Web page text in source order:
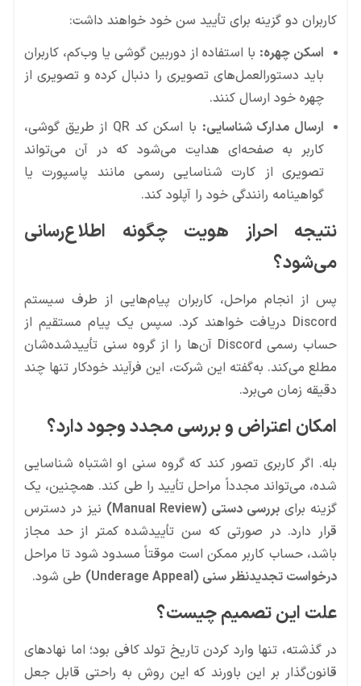
کاربران دو گزینه برای تأیید سن خود خواهند داشت:
اسکن چهره: با استفاده از دوربین گوشی یا وب‌کم، کاربران
باید دستورالعمل‌های تصویری را دنبال کرده و تصویری از
چهره خود ارسال کنند.
ارسال مدارک شناسایی:
با اسکن کد QR از طریق گوشی،
کاربر به صفحه‌ای هدایت می‌شود که در آن می‌تواند
تصویری از کارت شناسایی رسمی مانند پاسپورت یا
گواهینامه رانندگی خود را آپلود کند.
نتیجه احراز هویت چگونه اطلاع‌رسانی
می‌شود؟
پس از انجام مراحل، کاربران پیام‌هایی از طرف سیستم
Discord دریافت خواهند کرد. سپس یک پیام مستقیم از
حساب رسمی Discord آن‌ها را از گروه سنی تأییدشده‌شان
مطلع می‌کند. به‌گفته این شرکت، این فرآیند خودکار تنها چند
دقیقه زمان می‌برد.
امکان اعتراض و بررسی مجدد وجود دارد؟
بله. اگر کاربری تصور کند که گروه سنی او اشتباه شناسایی
شده، می‌تواند مجدداً مراحل تأیید را طی کند. همچنین، یک
گزینه برای بررسی دستی (Manual Review)
نیز در دسترس
قرار دارد. در صورتی که سن تأییدشده کمتر از حد مجاز
باشد، حساب کاربر ممکن است موقتاً مسدود شود تا مراحل
درخواست تجدیدنظر سنی (Underage Appeal)
طی شود.
علت این تصمیم چیست؟
در گذشته، تنها وارد کردن تاریخ تولد کافی بود؛ اما نهادهای
قانون‌گذار بر این باورند که این روش به راحتی قابل جعل